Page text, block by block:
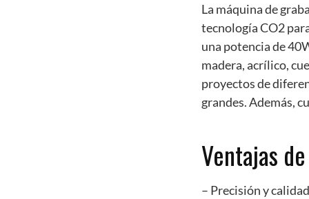
La máquina de
tecnología CO2
una potencia de
madera, acrílico,
proyectos de
grandes. Además,
Ventajas
– Precisión y